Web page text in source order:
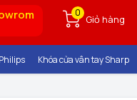
0
Giỏ hàng
Khóa cửa vân tay Sharp